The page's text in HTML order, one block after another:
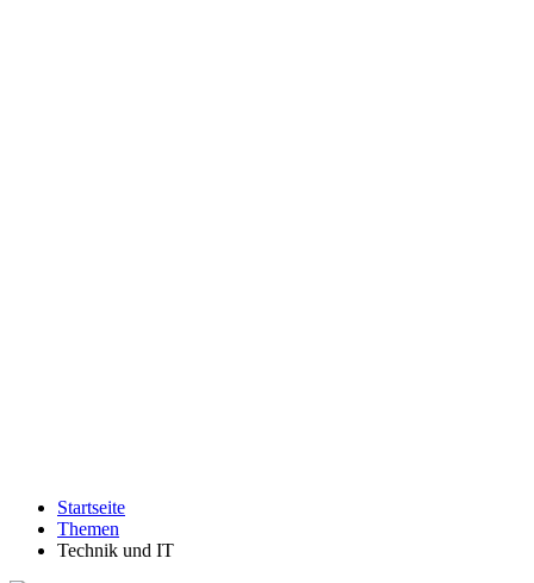
Startseite
Themen
Technik und IT